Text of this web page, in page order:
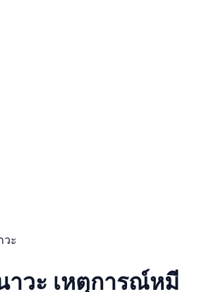
ะ
าวะ เหตุการณ์หมี